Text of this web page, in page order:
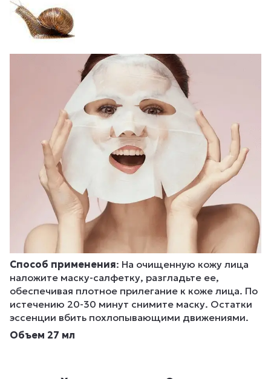
Способ применения: На очищенную кожу лица
наложите маску-салфетку, разгладьте ее,
обеспечивая плотное прилегание к коже лица. По
истечению 20-30 минут снимите маску. Остатки
эссенции вбить похлопывающими движениями.
Объем 27 мл